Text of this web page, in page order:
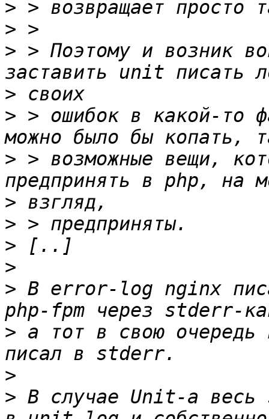
>
>
> > Поэтому и возник
>
> > ошибок в какой-то
> > возможные вещи,
>
>
>
>
> В error-log nginx
> а тот в свою очередь
>
> В случае Unit-а весь